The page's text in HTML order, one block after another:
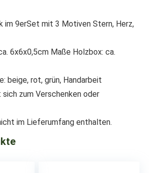
im 9erSet mit 3 Motiven Stern, Herz,
6x6x0,5cm Maße Holzbox: ca.
beige, rot, grün, Handarbeit
zum Verschenken oder
im Lieferumfang enthalten.